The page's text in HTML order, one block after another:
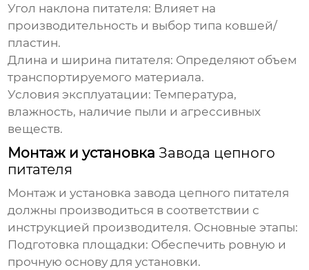
Угол наклона питателя: Влияет на
производительность и выбор типа ковшей/
пластин.
Длина и ширина питателя: Определяют объем
транспортируемого материала.
Условия эксплуатации: Температура,
влажность, наличие пыли и агрессивных
веществ.
Монтаж и установка Завода цепного
питателя
Монтаж и установказавода цепного питателя
должны производиться в соответствии с
инструкцией производителя. Основные этапы:
Подготовка площадки: Обеспечить ровную и
прочную основу для установки.